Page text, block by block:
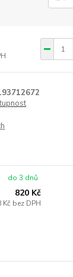
820 Kč
Kč bez DPH
do 3 dnů